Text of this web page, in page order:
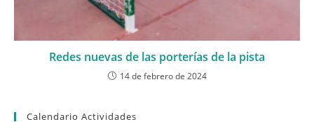
Redes nuevas de las porterías de la pista
14 de febrero de 2024
Calendario Actividades